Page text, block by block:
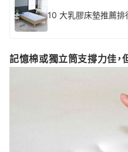
10 大乳膠床墊推薦排
記憶棉或獨立筒支撐力佳